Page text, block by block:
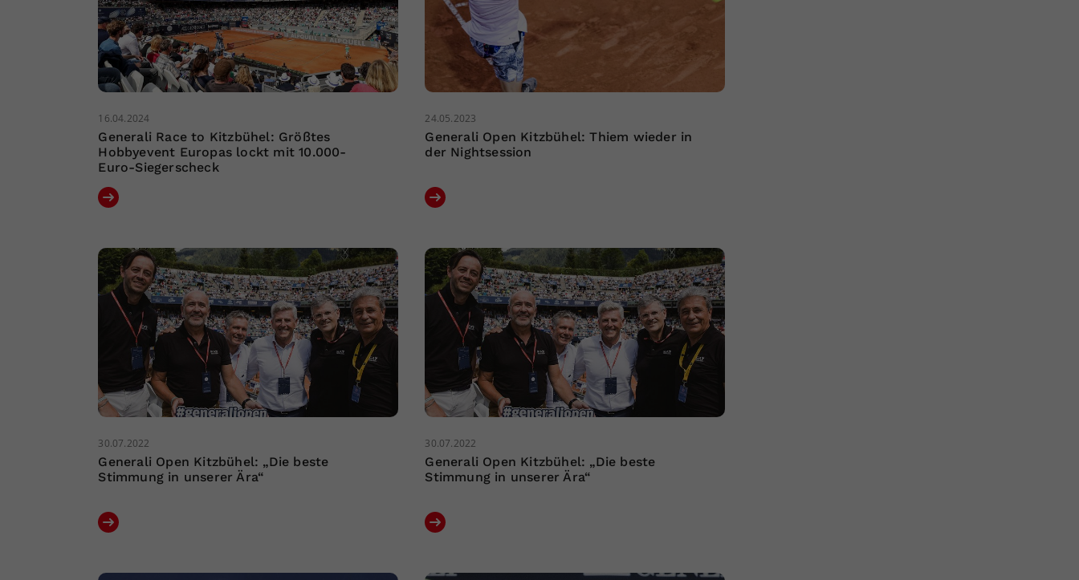
16.04.2024
Generali Race to Kitzbühel: Größtes
Hobbyevent Europas lockt mit 10.000-
Euro-Siegerscheck
24.05.2023
Generali Open Kitzbühel: Thiem wieder in
der Nightsession
30.07.2022
Generali Open Kitzbühel: „Die beste
Stimmung in unserer Ära“
30.07.2022
Generali Open Kitzbühel: „Die beste
Stimmung in unserer Ära“